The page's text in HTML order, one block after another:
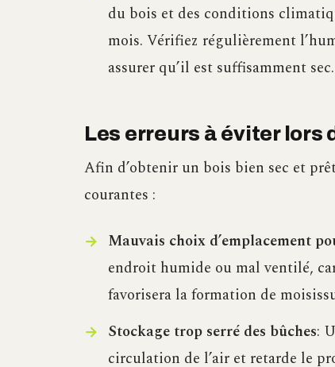
du bois et des conditions
mois. Vérifiez régulièrement
assurer qu’il est suffisamment sec.
Les erreurs à éviter lors
Afin d’obtenir un bois bien sec et
courantes :
Mauvais choix d’emplacement
endroit humide ou mal ventilé,
favorisera la formation de
Stockage trop serré des bûches:
circulation de l’air et retarde le